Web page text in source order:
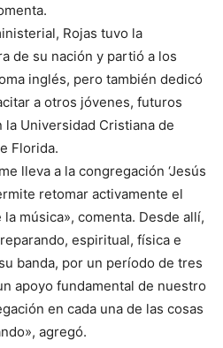
Rojas tuvo la
de su nación y partió a los
inglés, pero también dedicó
a otros jóvenes, futuros
Universidad Cristiana de
Florida.
lleva a la congregación ‘Jesús
retomar activamente el
música», comenta. Desde allí,
espiritual, física e
banda, por un período de tres
apoyo fundamental de nuestro
en cada una de las cosas
agregó.